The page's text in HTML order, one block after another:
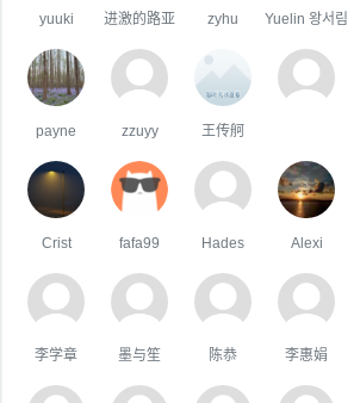
yuuki 进激的路亚 zyhu Yuelin 왕서림
payne zzuyy 王传舸
Crist fafa99 Hades Alexi
李学章 墨与笙 陈恭 李惠娟